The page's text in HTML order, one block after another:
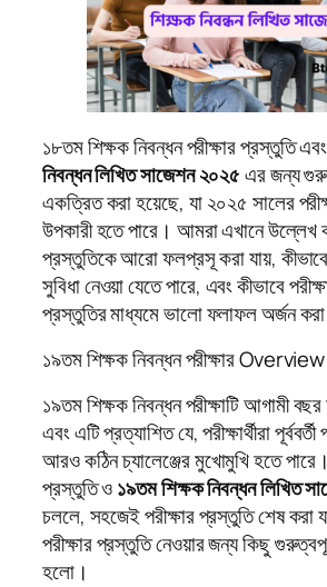
১৮তম শিক্ষক নিবন্ধন পরীক্ষার প্রস্তুতি এবং
নিবন্ধন লিখিত সাজেশন ২০২৫এর জন্য
একত্রিত করা হয়েছে, যা ২০২৫ সালের
উপকারী হতে পারে। আমরা এখানে উল্লেখ
প্রস্তুতিকে আরো ফলপ্রসূ করা যায়,
সুবিধা নেওয়া যেতে পারে, এবং কীভাবে
প্রস্তুতির মাধ্যমে ভালো ফলাফল অর্জন
১৯তম শিক্ষক নিবন্ধন পরীক্ষার Overview
১৯তম শিক্ষক নিবন্ধন পরীক্ষাটি আগামী বছর
এবং এটি প্রত্যাশিত যে, পরীক্ষার্থীরা
আরও কঠিন চ্যালেঞ্জের মুখোমুখি হতে
প্রস্তুতি ও১৯তম শিক্ষক নিবন্ধন লিখিত
চললে, সহজেই পরীক্ষার প্রস্তুতি শেষ করা
পরীক্ষার প্রস্তুতি নেওয়ার জন্য কিছু
হলো।